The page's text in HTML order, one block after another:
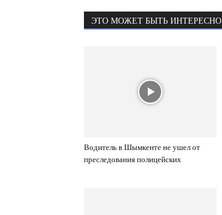
ЭТО МОЖЕТ БЫТЬ ИНТЕРЕСНО
Водитель в Шымкенте не ушел от
преследования полицейских